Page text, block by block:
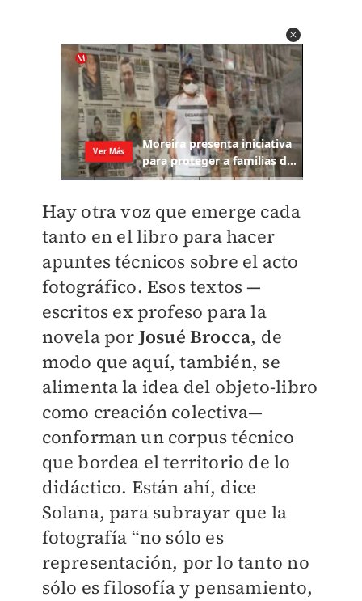
Hay otra voz que emerge cada
tanto en el libro para hacer
apuntes técnicos sobre el acto
fotográfico. Esos textos —
escritos ex profeso para la
novela por Josué Brocca, de
modo que aquí, también, se
alimenta la idea del objeto-libro
como creación colectiva—
conforman un corpus técnico
que bordea el territorio de lo
didáctico. Están ahí, dice
Solana, para subrayar que la
fotografía “no sólo es
representación, por lo tanto no
sólo es filosofía y pensamiento,